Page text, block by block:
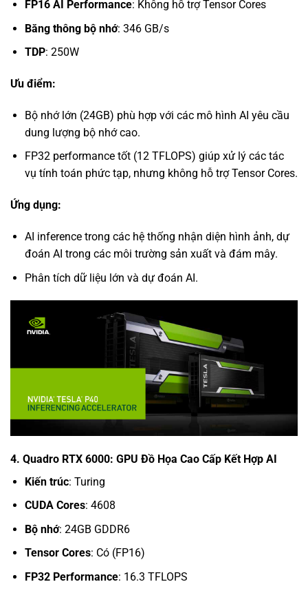
FP16 AI Performance: Không hỗ trợ Tensor Cores
Băng thông bộ nhớ: 346 GB/s
TDP: 250W
Ưu điểm:
Bộ nhớ lớn (24GB) phù hợp với các mô hình AI yêu cầu
dung lượng bộ nhớ cao.
FP32 performance tốt (12 TFLOPS) giúp xử lý các tác
vụ tính toán phức tạp, nhưng không hỗ trợ Tensor Cores.
Ứng dụng:
AI inference trong các hệ thống nhận diện hình ảnh, dự
đoán AI trong các môi trường sản xuất và đám mây.
Phân tích dữ liệu lớn và dự đoán AI.
4. Quadro RTX 6000: GPU Đồ Họa Cao Cấp Kết Hợp AI
Kiến trúc: Turing
CUDA Cores: 4608
Bộ nhớ: 24GB GDDR6
Tensor Cores: Có (FP16)
FP32 Performance: 16.3 TFLOPS